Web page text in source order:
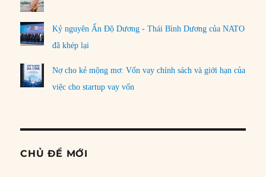
Kỷ nguyên Ấn Độ Dương - Thái Bình Dương của NATO
đã khép lại
Nợ cho kẻ mộng mơ: Vốn vay chính sách và giới hạn của
việc cho startup vay vốn
CHỦ ĐỀ MỚI